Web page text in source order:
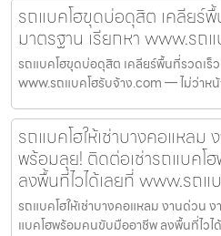
รถแบคโฮขุดบ่อดุสิต เคลียร์
มาตรฐาน เรียกหา www.รถ
รถแบคโฮขุดบ่อดุสิต เคลียร์พื้นที่รวดเร็
www.รถแบคโฮรับจ้าง.com — ไม่ว่าห
รถแบคโฮให้เช่าบางคอแหลม
พร้อมลุย! ติดต่อเช่ารถแบค
ลงพื้นที่ไวได้เลยที่ www.รถแ
รถแบคโฮให้เช่าบางคอแหลม งานด่วน ง
แบคโฮพร้อมคนขับมืออาชีพ ลงพื้นที่ไวไ